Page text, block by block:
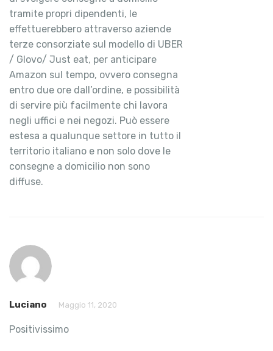
tramite propri dipendenti, le
effettuerebbero attraverso aziende
terze consorziate sul modello di UBER
/ Glovo/ Just eat, per anticipare
Amazon sul tempo, ovvero consegna
entro due ore dall’ordine, e possibilità
di servire più facilmente chi lavora
negli uffici e nei negozi. Può essere
estesa a qualunque settore in tutto il
territorio italiano e non solo dove le
consegne a domicilio non sono
diffuse.
Luciano Maggio 11, 2020
Positivissimo